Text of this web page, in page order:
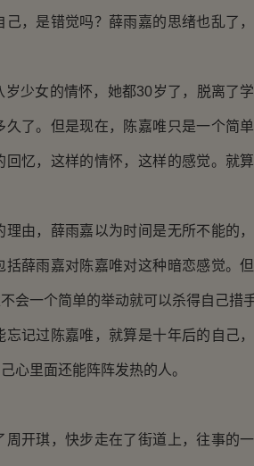
，是错觉吗？薛雨嘉的思绪也乱了
女的情怀，她都30岁了，脱离了
了。但是现在，陈嘉唯只是一个简
忆，这样的情怀，这样的感觉。就
由，薛雨嘉以为时间是无所不能的
薛雨嘉对陈嘉唯对这种暗恋感觉。但
会一个简单的举动就可以杀得自己措手
记过陈嘉唯，就算是十年后的自己
里面还能阵阵发热的人。
开琪，快步走在了街道上，往事的